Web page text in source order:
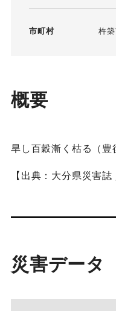
市町村 杵
概要
旱し百穀漸く枯る（豊
【出典：大分県災害
災害データ